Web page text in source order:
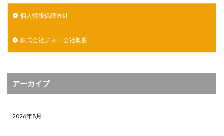
個人情報保護方針
株式会社ジネコ 会社概要
アーカイブ
2026年8月